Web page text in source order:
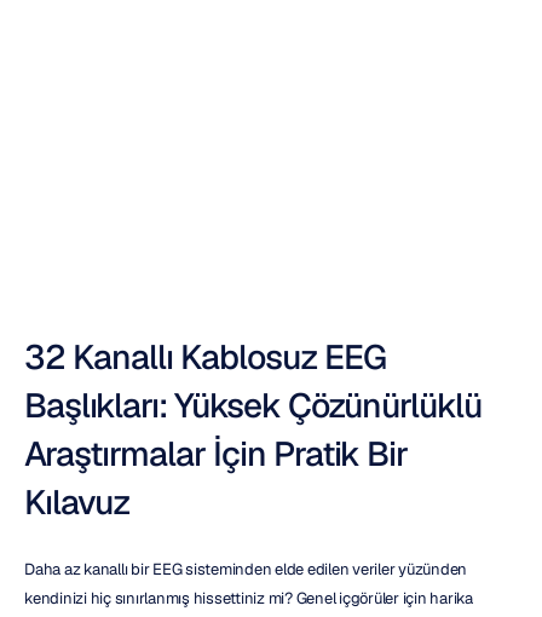
32 Kanallı Kablosuz EEG
Başlıkları: Yüksek Çözünürlüklü
Araştırmalar İçin Pratik Bir
Kılavuz
Daha az kanallı bir EEG sisteminden elde edilen veriler yüzünden
kendinizi hiç sınırlanmış hissettiniz mi? Genel içgörüler için harika